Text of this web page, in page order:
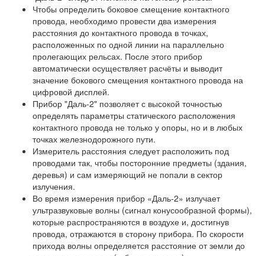
Чтобы определить боковое смещение контактного
провода, необходимо провести два измерения
расстояния до контактного провода в точках,
расположенных по одной линии на параллельно
пролегающих рельсах. После этого прибор
автоматически осуществляет расчёты и выводит
значение бокового смещения контактного провода на
цифровой дисплей.
Прибор "Даль-2" позволяет с высокой точностью
определять параметры статического расположения
контактного провода не только у опоры, но и в любых
точках железнодорожного пути.
Измеритель расстояния следует расположить под
проводами так, чтобы посторонние предметы (здания,
деревья) и сам измеряющий не попали в сектор
излучения.
Во время измерения прибор «Даль-2» излучает
ультразвуковые волны (сигнал конусообразной формы),
которые распространяются в воздухе и, достигнув
провода, отражаются в сторону прибора. По скорости
прихода волны определяется расстояние от земли до